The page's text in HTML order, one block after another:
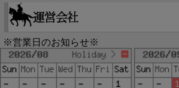
※営業日のお知らせ※